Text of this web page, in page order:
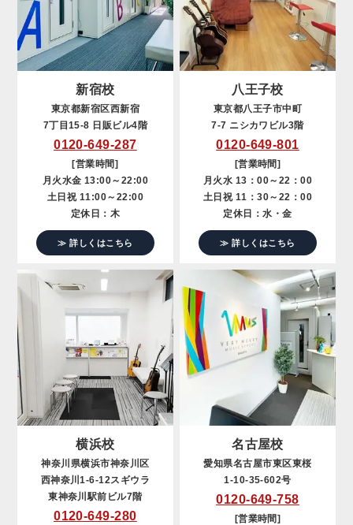
新宿校
東京都新宿区西新宿
7丁目15-8 日販ビル4階
0120-649-287
[営業時間]
月火水金 13:00～22:00
土日祝 11:00～22:00
定休日：木
≫ 詳しくはこちら
八王子校
東京都八王子市中町
7-7 ニシカワビル3階
0120-649-801
[営業時間]
月火水 13：00～22：00
土日祝 11：30～22：00
定休日：水・金
≫ 詳しくはこちら
横浜校
神奈川県横浜市神奈川区
西神奈川1-6-12スギウラ
東神奈川駅前ビル7階
0120-649-280
名古屋校
愛知県名古屋市東区東桜
1-10-35-602号
0120-649-758
[営業時間]